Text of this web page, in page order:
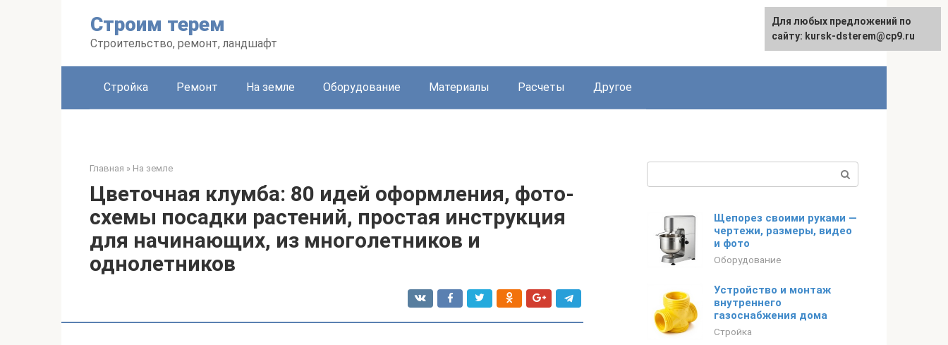
Строим терем
Строительство, ремонт, ландшафт
English
Стройка Ремонт На земле Оборудование Материалы Расчеты Другое
Главная » На земле
Цветочная клумба: 80 идей оформления, фото-
схемы посадки растений, простая инструкция
для начинающих, из многолетников и
однолетников
Щепорез своими руками —
чертежи, размеры, видео
и фото
Оборудование
Устройство и монтаж
внутреннего
газоснабжения дома
Стройка
Для любых предложений по
сайту: kursk-dsterem@cp9.ru